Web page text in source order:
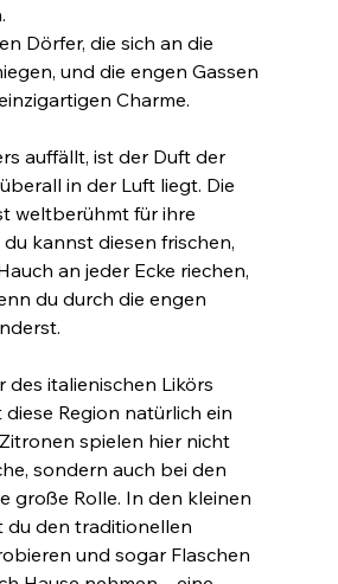
Dörfer, die sich an die
und die engen Gassen
Charme.
auffällt, ist der Duft der
in der Luft liegt. Die
weltberühmt für ihre
kannst diesen frischen,
an jeder Ecke riechen,
du durch die engen
des italienischen Likörs
Region natürlich ein
spielen hier nicht
sondern auch bei den
große Rolle. In den kleinen
du den traditionellen
und sogar Flaschen